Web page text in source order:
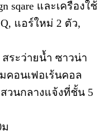
sqare และเครื่องใช้
แอร์ใหม่ 2 ตัว,
ระว่ายน้ำ ซาวน่า
อนเฟอเร้นคอล
วนกลางแจ้งที่ชั้น 5
ม